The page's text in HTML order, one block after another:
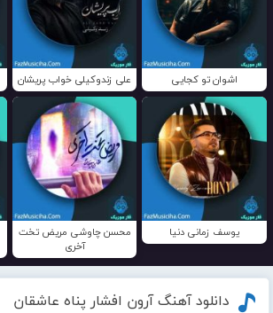
اشوان تو کجایی علی زندوکیلی خواب پریشان
یوسف زمانی دنیا
محسن چاوشی مریض تخت
آخری
دانلود آهنگ آرون افشار پناه عاشقان